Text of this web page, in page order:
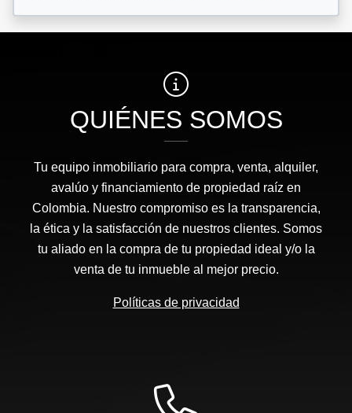
QUIÉNES SOMOS
Tu equipo inmobiliario para compra, venta, alquiler,
avalúo y financiamiento de propiedad raíz en
Colombia. Nuestro compromiso es la transparencia,
la ética y la satisfacción de nuestros clientes. Somos
tu aliado en la compra de tu propiedad ideal y/o la
venta de tu inmueble al mejor precio.
Políticas de privacidad